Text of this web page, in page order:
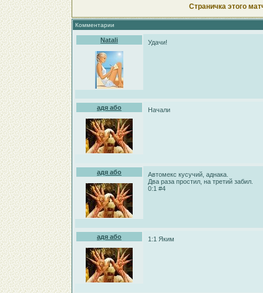
Страничка этого
Комментарии
Natali Удачи!
адя або Начали
адя або
Автомекс кусучий, аднака.
Два раза простил, на третий забил.
0:1 #4
адя або 1:1 Яким